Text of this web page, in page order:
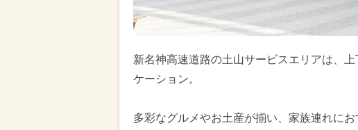
新名神高速道路の土山サービスエリアは、
ケーション。
多彩なグルメやお土産が揃い、家族連れに